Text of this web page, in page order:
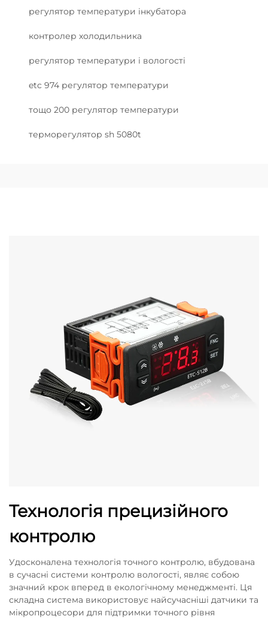
регулятор температури інкубатора
контролер холодильника
регулятор температури і вологості
etc 974 регулятор температури
тощо 200 регулятор температури
терморегулятор sh 5080t
Технологія прецизійного
контролю
Удосконалена технологія точного контролю, вбудована
в сучасні системи контролю вологості, являє собою
значний крок вперед в екологічному менеджменті. Ця
складна система використовує найсучасніші датчики та
мікропроцесори для підтримки точного рівня